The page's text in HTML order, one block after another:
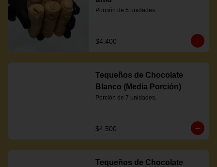
Porción de 5 unidades.
$4.400
Tequeños de Chocolate
Blanco (Media Porción)
Porción de 7 unidades.
$4.500
Tequeños de Chocolate